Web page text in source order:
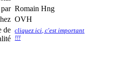
Romain Hng
OVH
de
cliquez ici, c'est important
!!!